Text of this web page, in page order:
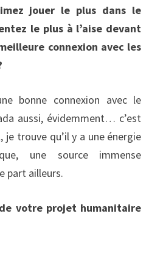
jouer le plus dans le
le plus à l’aise devant
connexion avec les
bonne connexion avec le
aussi, évidemment… c’est
je trouve qu’il y a une énergie
une source immense
part ailleurs.
votre projet humanitaire